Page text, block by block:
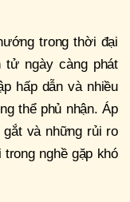
trong thời đại
ngày càng phát
hấp dẫn và nhiều
thể phủ nhận. Áp
và những rủi ro
nghề gặp khó